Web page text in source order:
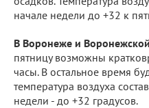
начале недели до +32 к
В Воронеже и
пятницу возможны
часы. В остальное время
температура воздуха
недели - до +32 градусов.